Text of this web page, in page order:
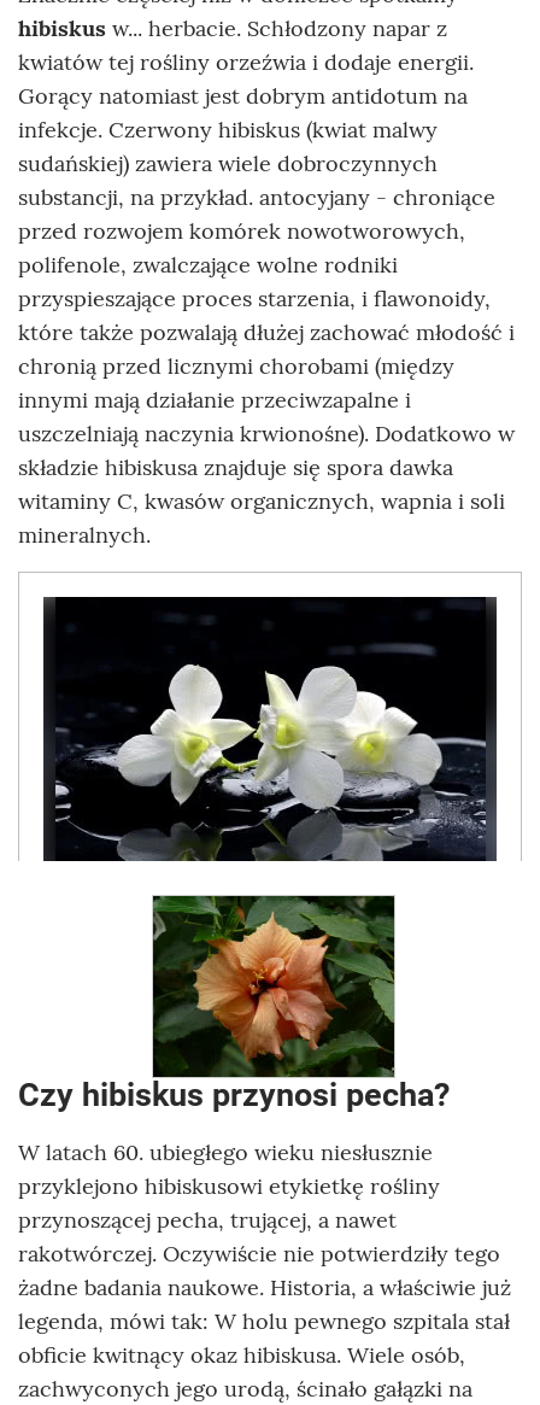
hibiskus w... herbacie. Schłodzony napar z
kwiatów tej rośliny orzeźwia i dodaje energii.
Gorący natomiast jest dobrym antidotum na
infekcje. Czerwony hibiskus (kwiat malwy
sudańskiej) zawiera wiele dobroczynnych
substancji, na przykład. antocyjany - chroniące
przed rozwojem komórek nowotworowych,
polifenole, zwalczające wolne rodniki
przyspieszające proces starzenia, i flawonoidy,
które także pozwalają dłużej zachować młodość i
chronią przed licznymi chorobami (między
innymi mają działanie przeciwzapalne i
uszczelniają naczynia krwionośne). Dodatkowo w
składzie hibiskusa znajduje się spora dawka
witaminy C, kwasów organicznych, wapnia i soli
mineralnych.
Czy hibiskus przynosi pecha?
W latach 60. ubiegłego wieku niesłusznie
przyklejono hibiskusowi etykietkę rośliny
przynoszącej pecha, trującej, a nawet
rakotwórczej. Oczywiście nie potwierdziły tego
żadne badania naukowe. Historia, a właściwie już
legenda, mówi tak: W holu pewnego szpitala stał
obficie kwitnący okaz hibiskusa. Wiele osób,
zachwyconych jego urodą, ścinało gałązki na